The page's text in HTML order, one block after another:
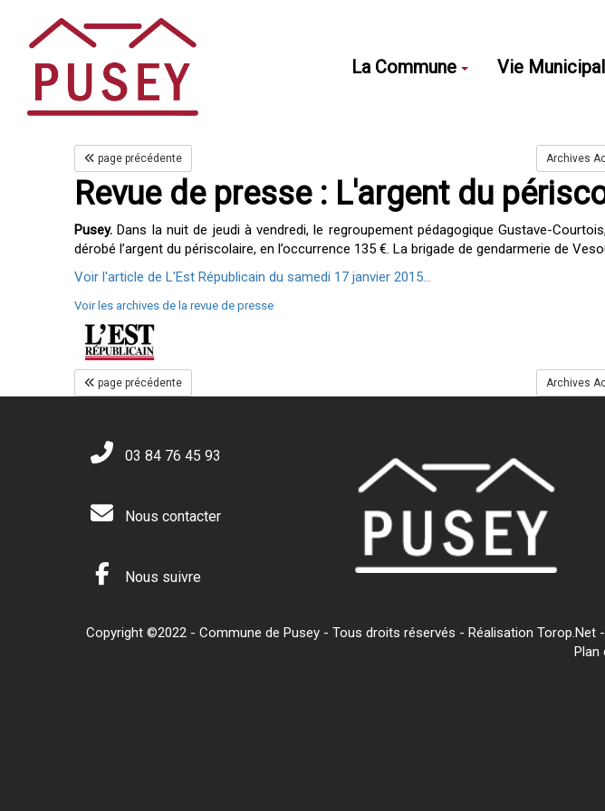
La Commune Vie
page précédente Archives
Revue de presse : L'argent du
Pusey. Dans la nuit de jeudi à vendredi, le regroupement pédagogique Gustave-
dérobé l’argent du périscolaire, en l’occurrence 135 €. La brigade de gendarmerie de
Voir l'article de L'Est Républicain du samedi 17 janvier 2015...
Voir les archives de la revue de presse
page précédente Archives
03 84 76 45 93
Nous contacter
Nous suivre
Copyright ©2022 - Commune de Pusey - Tous droits réservés - Réalisation Torop.Net
Plan